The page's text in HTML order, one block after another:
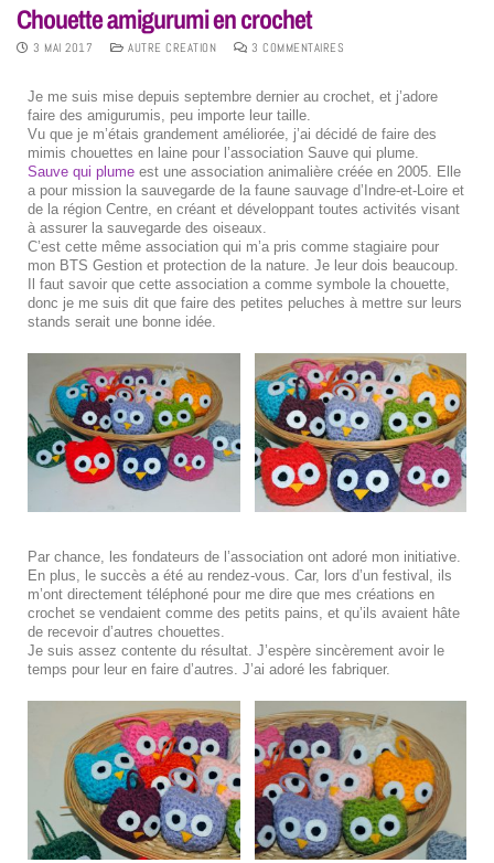
Chouette amigurumi en crochet
3 MAI 2017 AUTRE CREATION 3 COMMENTAIRES
Je me suis mise depuis septembre dernier au crochet, et j’adore
faire des amigurumis, peu importe leur taille.
Vu que je m’étais grandement améliorée, j’ai décidé de faire des
mimis chouettes en laine pour l’association Sauve qui plume.
Sauve qui plume est une association animalière créée en 2005. Elle
a pour mission la sauvegarde de la faune sauvage d’Indre-et-Loire et
de la région Centre, en créant et développant toutes activités visant
à assurer la sauvegarde des oiseaux.
C’est cette même association qui m’a pris comme stagiaire pour
mon BTS Gestion et protection de la nature. Je leur dois beaucoup.
Il faut savoir que cette association a comme symbole la chouette,
donc je me suis dit que faire des petites peluches à mettre sur leurs
stands serait une bonne idée.
Par chance, les fondateurs de l’association ont adoré mon initiative.
En plus, le succès a été au rendez-vous. Car, lors d’un festival, ils
m’ont directement téléphoné pour me dire que mes créations en
crochet se vendaient comme des petits pains, et qu’ils avaient hâte
de recevoir d’autres chouettes.
Je suis assez contente du résultat. J’espère sincèrement avoir le
temps pour leur en faire d’autres. J’ai adoré les fabriquer.